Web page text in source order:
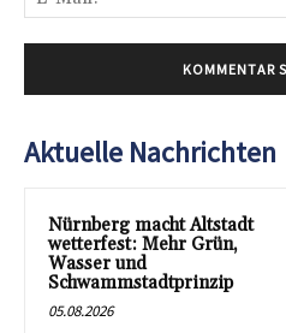
Aktuelle Nachrichten
Nürnberg macht Altstadt
wetterfest: Mehr Grün,
Wasser und
Schwammstadtprinzip
05.08.2026